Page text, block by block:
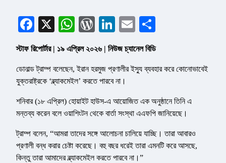
Facebook
X WhatsApp
WordPress
LinkedIn
Email
স্টাফ রিপোর্টার | ১৯ এপ্রিল ২০২৬ | নিউজ চ্যানেল বিডি
ডোনাল্ড ট্রাম্প বলেছেন, ইরান হরমুজ প্রণালীর ইস্যু ব্যবহার করে কোনোভাবেই
যুক্তরাষ্ট্রকে ‘ব্ল্যাকমেইল’ করতে পারবে না।
শনিবার (১৮ এপ্রিল) হোয়াইট হাউস-এ আয়োজিত এক অনুষ্ঠানে তিনি এ
মন্তব্য করেন বলে ওয়াশিংটন থেকে বার্তা সংস্থা এএফপি জানিয়েছে।
ট্রাম্প বলেন, “আমরা তাদের সঙ্গে আলোচনা চালিয়ে যাচ্ছি। তারা আবারও
প্রণালী বন্ধ করার চেষ্টা করেছে। বহু বছর ধরেই তারা এমনটি করে আসছে,
কিন্তু তারা আমাদের ব্ল্যাকমেইল করতে পারবে না।”